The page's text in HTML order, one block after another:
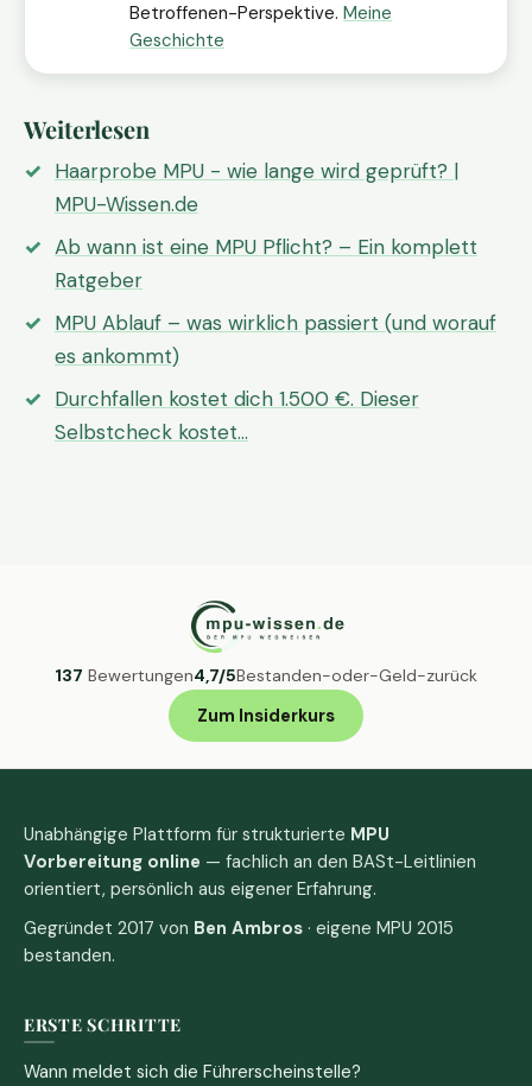
Betroffenen-Perspektive. Meine
Geschichte
Weiterlesen
Haarprobe MPU - wie lange wird geprüft? |
MPU-Wissen.de
Ab wann ist eine MPU Pflicht? – Ein komplett
Ratgeber
MPU Ablauf – was wirklich passiert (und worauf
es ankommt)
Durchfallen kostet dich 1.500 €. Dieser
Selbstcheck kostet…
137 Bewertungen4,7/5Bestanden-oder-Geld-zurück
Zum Insiderkurs
Unabhängige Plattform für strukturierte MPU
Vorbereitung online — fachlich an den BASt-Leitlinien
orientiert, persönlich aus eigener Erfahrung.
Gegründet 2017 von Ben Ambros · eigene MPU 2015
bestanden.
ERSTE SCHRITTE
Wann meldet sich die Führerscheinstelle?